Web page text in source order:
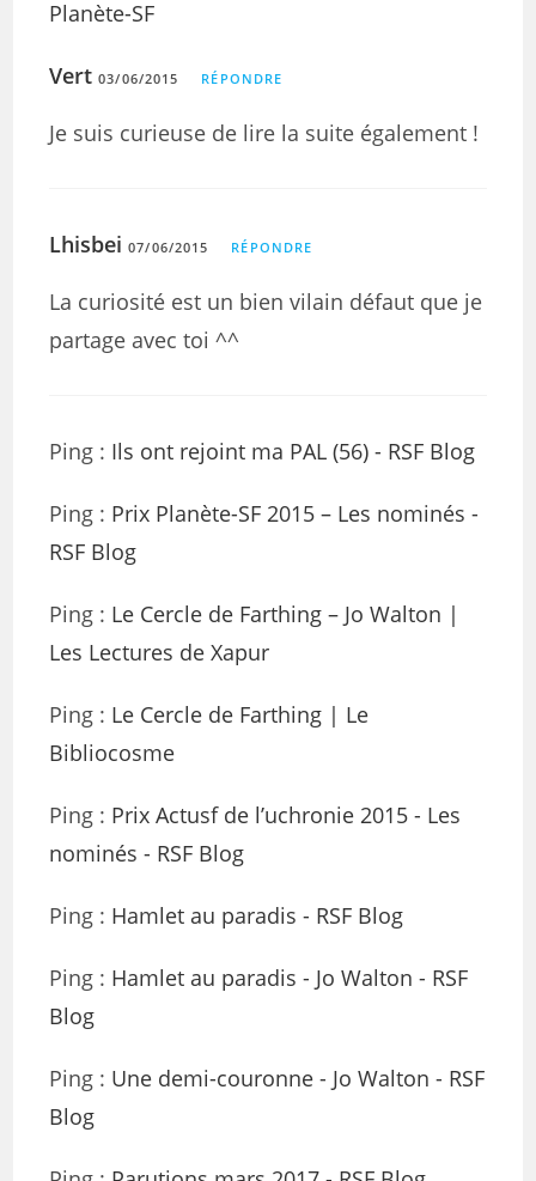
Planète-SF
Vert 03/06/2015 RÉPONDRE
Je suis curieuse de lire la suite également !
Lhisbei 07/06/2015 RÉPONDRE
La curiosité est un bien vilain défaut que je
partage avec toi ^^
Ping : Ils ont rejoint ma PAL (56) - RSF Blog
Ping : Prix Planète-SF 2015 – Les nominés -
RSF Blog
Ping : Le Cercle de Farthing – Jo Walton |
Les Lectures de Xapur
Ping : Le Cercle de Farthing | Le
Bibliocosme
Ping : Prix Actusf de l’uchronie 2015 - Les
nominés - RSF Blog
Ping : Hamlet au paradis - RSF Blog
Ping : Hamlet au paradis - Jo Walton - RSF
Blog
Ping : Une demi-couronne - Jo Walton - RSF
Blog